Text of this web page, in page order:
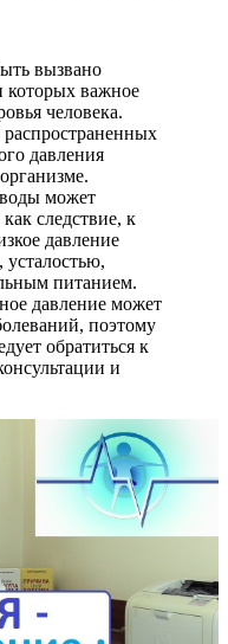
вызвано
которых важное
человека.
давления
может
следствие, к
давление
питанием.
давление может
поэтому
обратиться к
и